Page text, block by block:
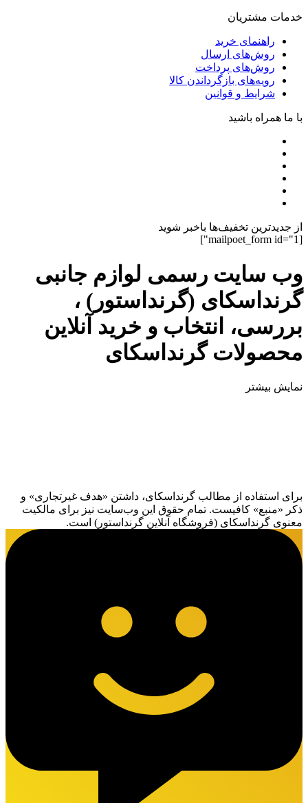
خدمات مشتریان
راهنمای خرید
روش‌های ارسال
روش‌های پرداخت
رویه‌های بازگرداندن کالا
شرایط و قوانین
با ما همراه باشید
از جدیدترین تخفیف‌ها باخبر شوید
[mailpoet_form id="1"]
وب سایت رسمی لوازم جانبی
گرنداسکای (گرنداستور) ،
بررسی، انتخاب و خرید آنلاین
محصولات گرنداسکای
نمایش بیشتر
برای استفاده از مطالب گرنداسکای، داشتن «هدف غیرتجاری» و
ذکر «منبع» کافیست. تمام حقوق اين وب‌سايت نیز برای مالکیت
معنوی گرنداسکای (فروشگاه آنلاین گرنداستور) است.